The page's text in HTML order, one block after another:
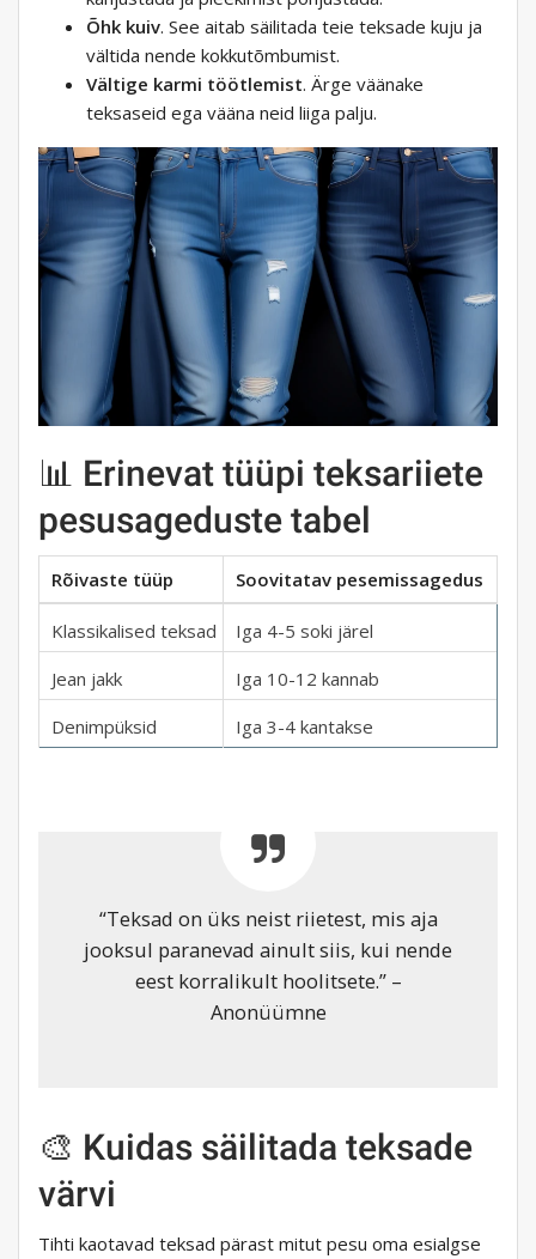
Õhk kuiv. See aitab säilitada teie teksade kuju ja
vältida nende kokkutõmbumist.
Vältige karmi töötlemist. Ärge väänake
teksaseid ega vääna neid liiga palju.
📊 Erinevat tüüpi teksariiete
pesusageduste tabel
Rõivaste tüüp Soovitatav pesemissagedus
Klassikalised teksad
Iga 4-5 soki järel
Jean jakk
Iga 10-12 kannab
Denimpüksid
Iga 3-4 kantakse
“Teksad on üks neist riietest, mis aja
jooksul paranevad ainult siis, kui nende
eest korralikult hoolitsete.” –
Anonüümne
🎨 Kuidas säilitada teksade
värvi
Tihti kaotavad teksad pärast mitut pesu oma esialgse